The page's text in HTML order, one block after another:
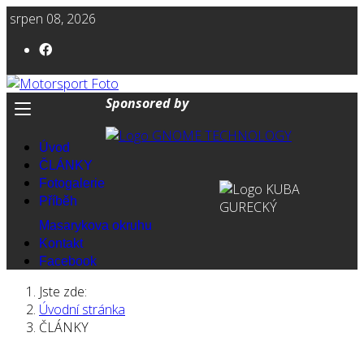
srpen 08, 2026
Sponsored by
Úvod
ČLÁNKY
Fotogalerie
Příběh
Masarykova okruhu
Kontakt
Facebook
Jste zde:
Úvodní stránka
ČLÁNKY